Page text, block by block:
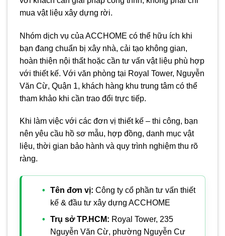
mua vật liệu xây dựng rời.
Nhóm dịch vụ của ACCHOME có thể hữu ích khi
bạn đang chuẩn bị xây nhà, cải tạo không gian,
hoàn thiện nội thất hoặc cần tư vấn vật liệu phù hợp
với thiết kế. Với văn phòng tại Royal Tower, Nguyễn
Văn Cừ, Quận 1, khách hàng khu trung tâm có thể
tham khảo khi cần trao đổi trực tiếp.
Khi làm việc với các đơn vị thiết kế – thi công, bạn
nên yêu cầu hồ sơ mẫu, hợp đồng, danh mục vật
liệu, thời gian bảo hành và quy trình nghiệm thu rõ
ràng.
Tên đơn vị: Công ty cổ phần tư vấn thiết
kế & đầu tư xây dựng ACCHOME
Trụ sở TP.HCM: Royal Tower, 235
Nguyễn Văn Cừ, phường Nguyễn Cư